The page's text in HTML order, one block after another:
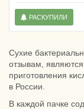
РАСКУПИЛИ
Сухие
отзывам,
приготовления
в России.
В каждой пачке